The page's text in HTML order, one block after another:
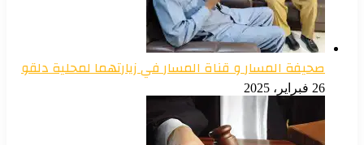
صحيفة المسار و قناة المسار في زيارتهما لمحلية دلقو
26 فبراير، 2025